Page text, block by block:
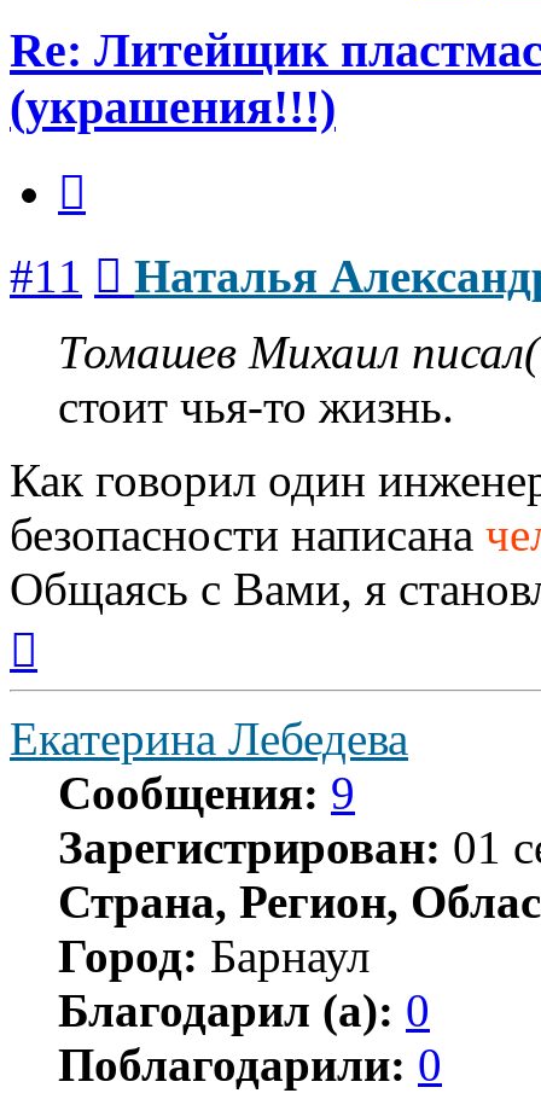
Re: Литейщик
(украшения!!!)
#11
Наталья
Томашев Михаил
стоит чья-то жизнь.
Как говорил один
безопасности написана
Общаясь с Вами, я
началу
Екатерина Лебедева
Сообщения: 9
Зарегистрирован: 01
Страна, Регион,
Город: Барнаул
Благодарил (а): 0
Поблагодарили: 0